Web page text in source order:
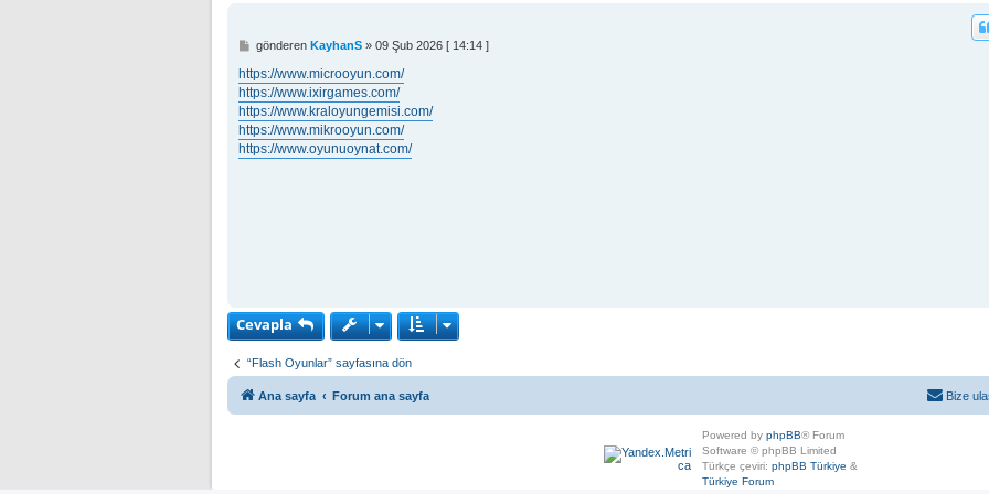
M
s
a
j
gönderen KayhanS» 09 Şub 2026 [ 14:14 ]
https://www.microoyun.com/
https://www.ixirgames.com/
https://www.kraloyungemisi.com/
https://www.mikrooyun.com/
https://www.oyunuoynat.com/
Cevapla
“Flash Oyunlar” sayfasına dön
Ana sayfa Forum ana sayfa Bize
Powered by phpBB® Forum
Software © phpBB Limited
Türkçe çeviri: phpBB Türkiye &
Türkiye Forum